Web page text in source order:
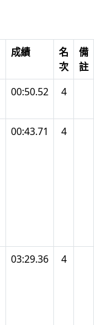
成績
名
次
備
註
00:50.52 4
00:43.71 4
03:29.36 4